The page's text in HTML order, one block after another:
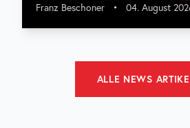
Franz Beschoner • 04. August
ALLE NEWS